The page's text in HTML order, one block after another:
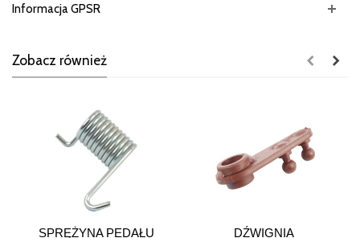
Informacja GPSR
Zobacz również
SPRĘŻYNA PEDAŁU
DŹWIGNIA